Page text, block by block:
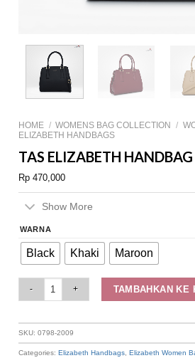
HOME / WOMENS BAG COLLECTION /
ELIZABETH HANDBAGS
TAS ELIZABETH
Rp 470,000
Show More
WARNA
Black Khaki Maroon
TAMBAHKAN KE
SKU:0798-2009
Categories:Elizabeth Handbags ,Elizabeth Women